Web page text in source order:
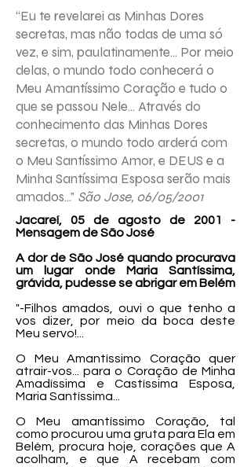
“Eu te revelarei as Minhas Dores
secretas, mas não todas de uma só
vez, e sim, paulatinamente... Por meio
delas, o mundo todo conhecerá o
Meu Amantíssimo Coração e tudo o
que se passou Nele... Através do
conhecimento das Minhas Dores
secretas, o mundo todo arderá com
o Meu Santíssimo Amor, e DEUS e a
Minha Santíssima Esposa serão mais
amados..." São Jose, 06/05/2001
Jacareí, 05 de agosto de 2001 -
Mensagem de São José
A dor de São José quando procurava
um lugar onde Maria Santíssima,
grávida, pudesse se abrigar em Belém
"-Filhos amados, ouvi o que tenho a
vos dizer, por meio da boca deste
Meu servo!...
O Meu Amantíssimo Coração quer
atrair-vos... para o Coração de Minha
Amadíssima e Castíssima Esposa,
Maria Santíssima...
O Meu amantíssimo Coração, tal
como procurou uma gruta para Ela em
Belém, procura hoje, corações que A
acolham, e que A recebam com